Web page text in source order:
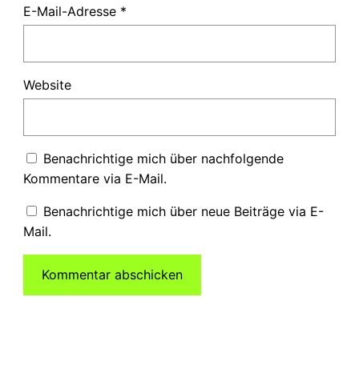
E-Mail-Adresse *
Website
Benachrichtige mich über nachfolgende
Kommentare via E-Mail.
Benachrichtige mich über neue Beiträge via E-
Mail.